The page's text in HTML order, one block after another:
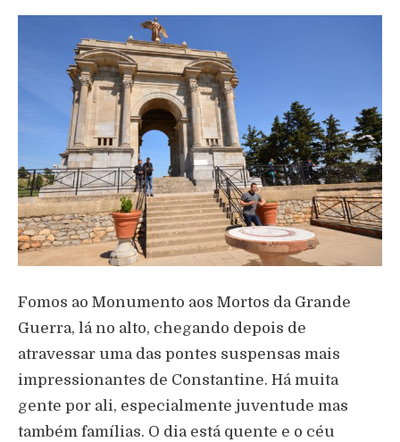
Fomos ao Monumento aos Mortos da Grande
Guerra, lá no alto, chegando depois de
atravessar uma das pontes suspensas mais
impressionantes de Constantine. Há muita
gente por ali, especialmente juventude mas
também famílias. O dia está quente e o céu